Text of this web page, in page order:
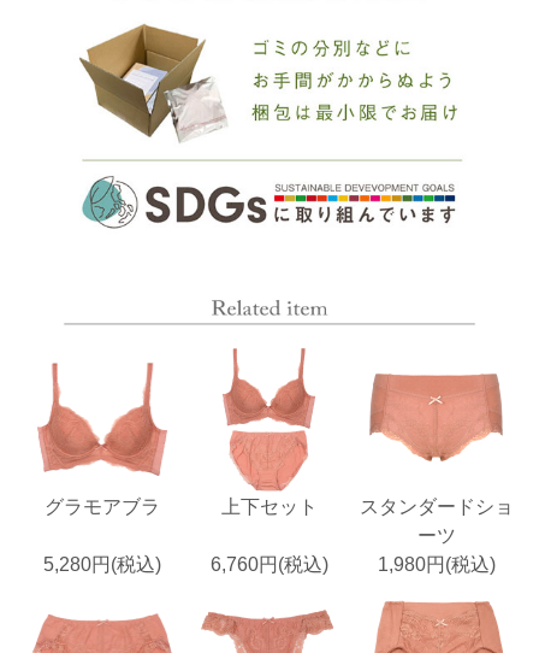
グラモアブラ 上下セット
スタンダードショ
ーツ
5,280円(税込)
6,760円(税込) 1,980円(税込)